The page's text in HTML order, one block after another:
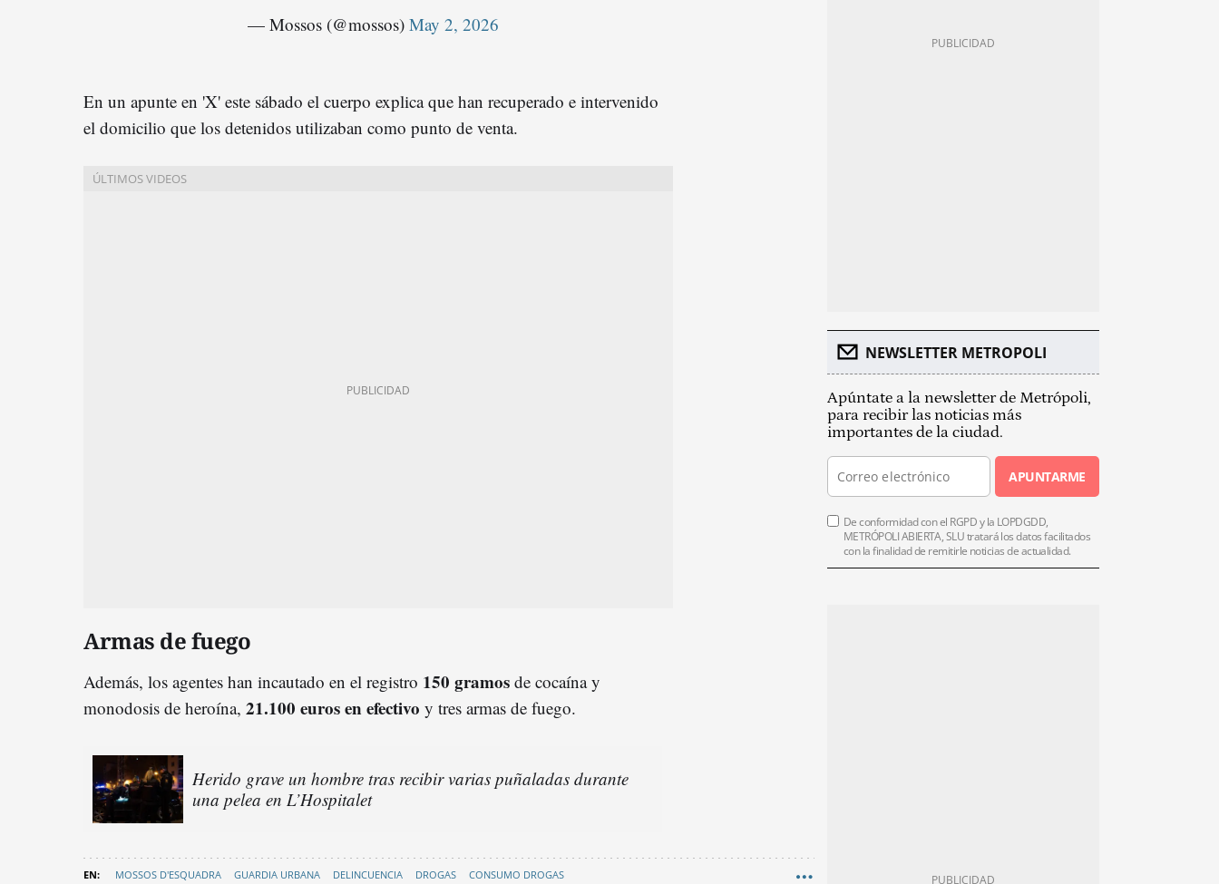
— Mossos (@mossos) May 2, 2026
En un apunte en 'X' este sábado el cuerpo explica que han recuperado e intervenido
el domicilio que los detenidos utilizaban como punto de venta.
Armas de fuego
Además, los agentes han incautado en el registro 150 gramos de cocaína y
monodosis de heroína, 21.100 euros en efectivo y tres armas de fuego.
Herido grave un hombre tras recibir varias puñaladas durante
una pelea en L’Hospitalet
MOSSOS D'ESQUADRA GUARDIA URBANA DELINCUENCIA DROGAS CONSUMO DROGAS
NEWSLETTER METROPOLI
Apúntate a la newsletter de Metrópoli,
para recibir las noticias más
importantes de la ciudad.
APUNTARME
De conformidad con el RGPD y la LOPDGDD,
METRÓPOLI ABIERTA, SLU tratará los datos facilitados
con la finalidad de remitirle noticias de actualidad.